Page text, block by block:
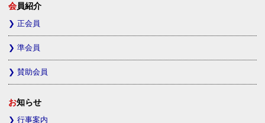
会員紹介
正会員
準会員
賛助会員
お知らせ
行事案内